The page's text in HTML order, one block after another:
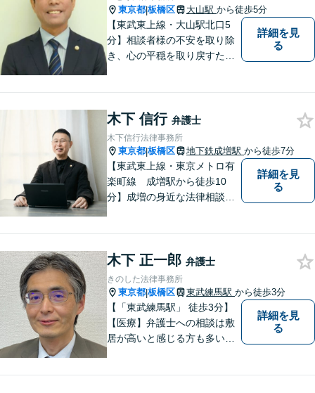
東京都|板橋区 大山駅 から徒歩5分
【東武東上線・大山駅北口5
分】相談者様の不安を取り除
き、心の平穏を取り戻すため
の実務経験を有し、不動産登
記・商業登記といった登記業
務にも精通【宅建資格保有】
詳細を見
る
木下 信行 弁護士
木下信行法律事務所
東京都|板橋区 地下鉄成増駅 から徒歩7分
【東武東上線・東京メトロ有
楽町線 成増駅から徒歩10
分】成増の身近な法律相談所
詳細を見
る
木下 正一郎 弁護士
きのした法律事務所
東京都|板橋区 東武練馬駅 から徒歩3分
【「東武練馬駅」 徒歩3分】
【医療】弁護士への相談は敷
居が高いと感じる方も多いか
詳細を見
る